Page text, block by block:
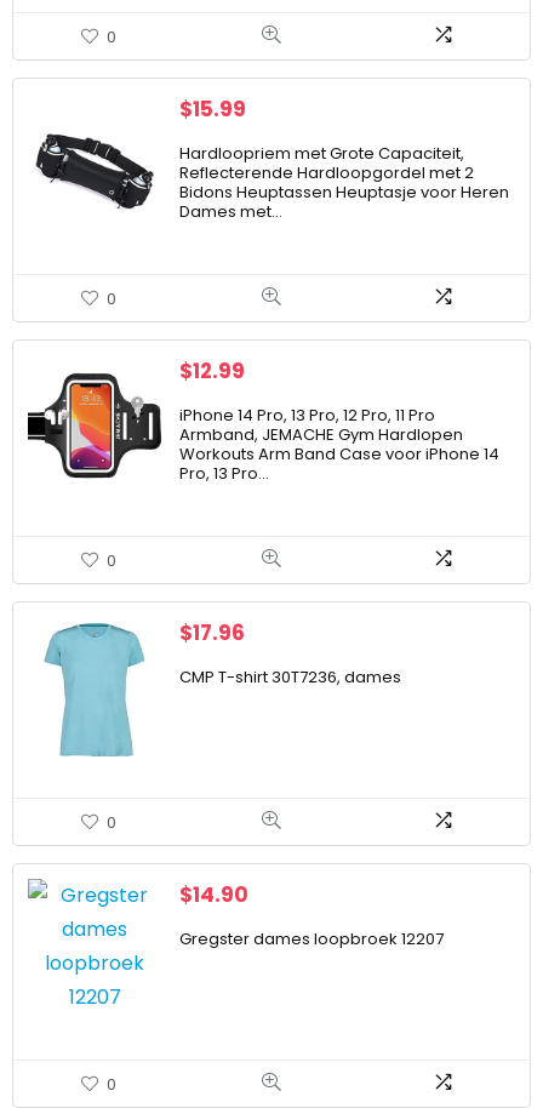
0
$15.99
Hardloopriem met Grote Capaciteit,
Reflecterende Hardloopgordel met 2
Bidons Heuptassen Heuptasje voor Heren
Dames met…
0
$12.99
iPhone 14 Pro, 13 Pro, 12 Pro, 11 Pro
Armband, JEMACHE Gym Hardlopen
Workouts Arm Band Case voor iPhone 14
Pro, 13 Pro…
0
$17.96
CMP T-shirt 30T7236, dames
0
$14.90
Gregster dames loopbroek 12207
0